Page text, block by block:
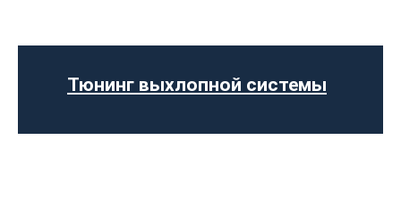
Тюнинг выхлопной системы
Отключение AdBlue